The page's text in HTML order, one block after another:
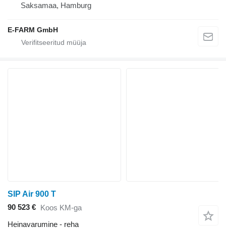
Saksamaa, Hamburg
E-FARM GmbH
SIP Air 900 T
90 523 € Koos KM-ga
Heinavarumine - reha